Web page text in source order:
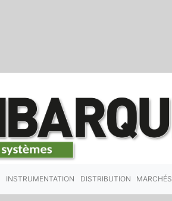
INSTRUMENTATION DISTRIBUTION MARCHÉS